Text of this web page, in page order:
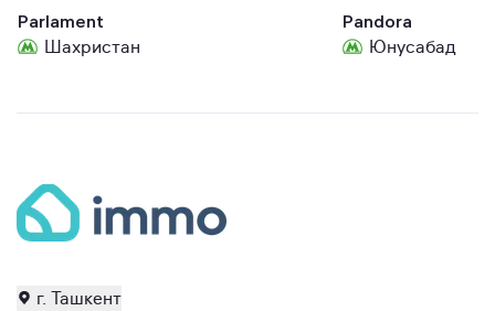
Parlament
Шахристан
Pandora
Юнусабад
г. Ташкент